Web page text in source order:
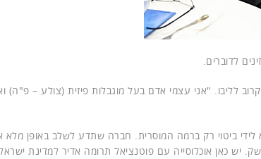
לדוברים.
לליבו. "אני עצמי אדם בעל מוגבלות פיזית (צולע – פ"ה)
לידי ביטוי רק ברמה המוסרית. חברה שתדע לשלב באופן מלא
יש כאן אוכלוסייה עם פוטנציאל תרומה אדיר למדינת